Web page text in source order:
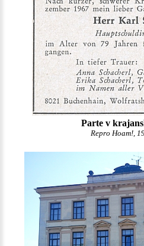
Parte v
Repro Hoam!,